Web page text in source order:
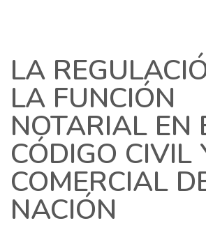
LA
LA FUNCIÓN
NOTARIAL EN
CÓDIGO CIVIL
COMERCIAL
NACIÓN